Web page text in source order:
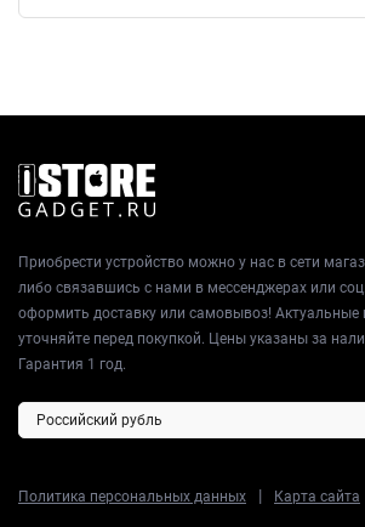
Приобрести устройство можно у нас в сети
либо связавшись с нами в мессенджерах или
оформить доставку или самовывоз! Актуальные
уточняйте перед покупкой. Цены указаны за
Гарантия 1 год.
Политика персональных данных | Карта сайта